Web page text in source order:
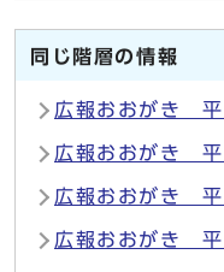
同じ階層の情報
広報おおがき
広報おおがき
広報おおがき
広報おおがき